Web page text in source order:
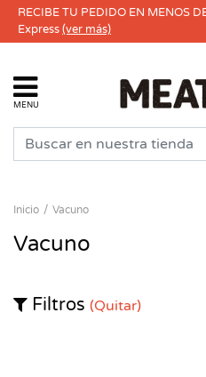
RECIBE TU PEDIDO EN MENOS
Express(ver más)
MENU
Inicio Vacuno
Vacuno
Filtros (Quitar)